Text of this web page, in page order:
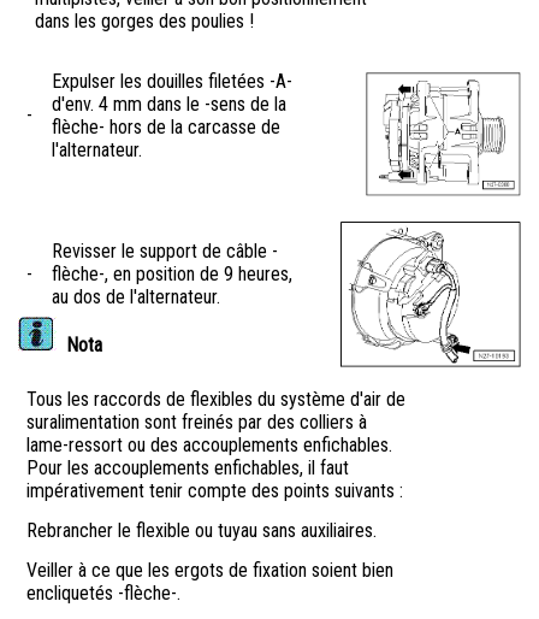
dans les gorges des poulies !
-
Expulser les douilles filetées -A-
d'env. 4 mm dans le -sens de la
flèche- hors de la carcasse de
l'alternateur.
-
Revisser le support de câble -
flèche-, en position de 9 heures,
au dos de l'alternateur.
Nota
Tous les raccords de flexibles du système d'air de
suralimentation sont freinés par des colliers à
lame-ressort ou des accouplements enfichables.
Pour les accouplements enfichables, il faut
impérativement tenir compte des points suivants :
Rebrancher le flexible ou tuyau sans auxiliaires.
Veiller à ce que les ergots de fixation soient bien
encliquetés -flèche-.